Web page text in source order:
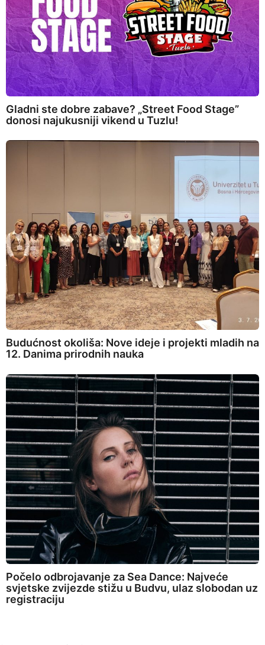
Gladni ste dobre zabave? „Street Food Stage”
donosi najukusniji vikend u Tuzlu!
Budućnost okoliša: Nove ideje i projekti mladih na
12. Danima prirodnih nauka
Počelo odbrojavanje za Sea Dance: Najveće
svjetske zvijezde stižu u Budvu, ulaz slobodan uz
registraciju